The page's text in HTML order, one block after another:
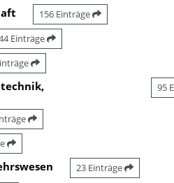
156 Einträge
Einträge
95
23 Einträge